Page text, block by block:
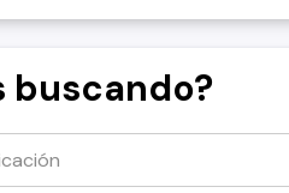
buscando?